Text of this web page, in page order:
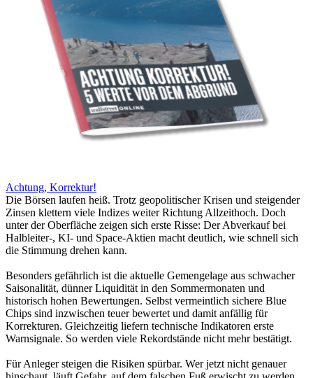
Achtung, Korrektur!
Die Börsen laufen heiß. Trotz geopolitischer Krisen und steigender
Zinsen klettern viele Indizes weiter Richtung Allzeithoch. Doch
unter der Oberfläche zeigen sich erste Risse: Der Abverkauf bei
Halbleiter-, KI- und Space-Aktien macht deutlich, wie schnell sich
die Stimmung drehen kann.
Besonders gefährlich ist die aktuelle Gemengelage aus schwacher
Saisonalität, dünner Liquidität in den Sommermonaten und
historisch hohen Bewertungen. Selbst vermeintlich sichere Blue
Chips sind inzwischen teuer bewertet und damit anfällig für
Korrekturen. Gleichzeitig liefern technische Indikatoren erste
Warnsignale. So werden viele Rekordstände nicht mehr bestätigt.
Für Anleger steigen die Risiken spürbar. Wer jetzt nicht genauer